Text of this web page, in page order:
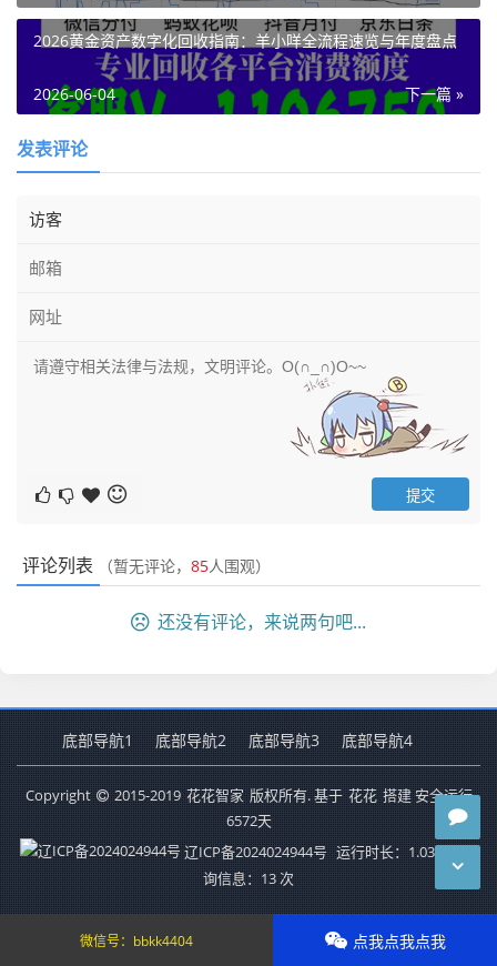
2026黄金资产数字化回收指南：羊小咩全流程速览与年度盘点
下一篇 »
2026-06-04
发表评论
评论列表 （暂无评论， 85人围观）
还没有评论，来说两句吧...
底部导航1 底部导航2 底部导航3 底部导航4
Copyright 2015-2019 花花智家 版权所有. 基于 花花 搭建 安全运行
6572天
辽ICP备2024024944号 运行时长：1.030秒
询信息：13 次
微信号： bbkk4404 点我点我点我